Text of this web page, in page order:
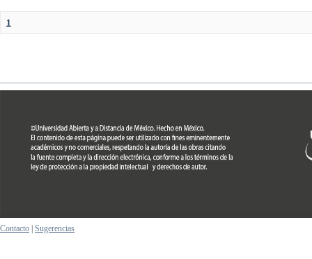
1
Contacto Sugerencias